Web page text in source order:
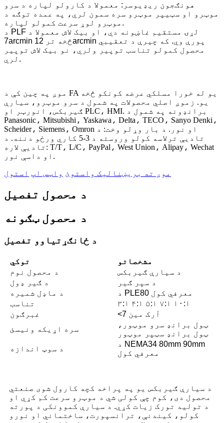
هونګجون ریډیوسر: معمولا د کارولو لپاره د سرو
موټرو او سټیپر موټرو سره سمون لري، په عمده توګه د
موټرو لوړ سرعت کمولو لپاره.
د PLF لړۍ مستقیم غاښونه دي، او بیک لاش معمولا د
7arcmin څخه تر 12arcmin پورې وي. که چیرې د تعقیبي
محصول کمولو تناسب توپیر ولري، نو بیک لاش توپیر
لري.
موږ په چین کې د FA یو له خورا مسلکي عرضه کونکو څخه
یو. زموږ اصلي محصولات په شمول د سرو موټرو، سیارې
ګیربکس، انورټر او PLC، HMI. برانډونه په شمول د
Panasonic، Mitsubishi، Yaskawa، Delta، TECO، Sanyo Denki،
Scheider، Siemens، Omron او نور. د بار وړلو وخت: د
تادیې ترلاسه کولو وروسته د 3-5 کاري ورځو دننه. د
تادیې لاره: T/T، L/C، PayPal، West Union، Alipay، Wechat
او داسې نور.
موږ ته بریښنالیک واستوئ واټس اپ استول
د محصول تفصیل
د محصول ټګونه
د ځانګړتیاوو تفصیل
توکي
مشخصاتو
د محصول نوم
د سیارې ګیربکس
د ګیر ډول
د سپر ګیر
د ماډل شمیره
د PLE80 معرفي کول
تناسب
۳:۱ ۴:۱ ۵:۱ ۷:۱ ۱۰:۱
غبرګون
<7 آرک مین
سره اړیکه ونیسئ
ټول برانډ سرو موټور،
ټول برانډ سټپر موټور
د سوټ اندازه
د NEMA34 80mm 90mm
معرفي کول
د سیارې ګیربکس یو په پراخه کچه کارول شوی صنعتي
محصول دی، کوم چې کولی شي د موټرو سرعت کم کړي او
د تولید تورک زیات کړي. د سیارې کموونکی د پورته
کولو، کیندنې، ترانسپورت، ساختماني او نورو